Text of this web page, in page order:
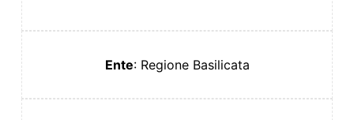
Ente: Regione Basilicata